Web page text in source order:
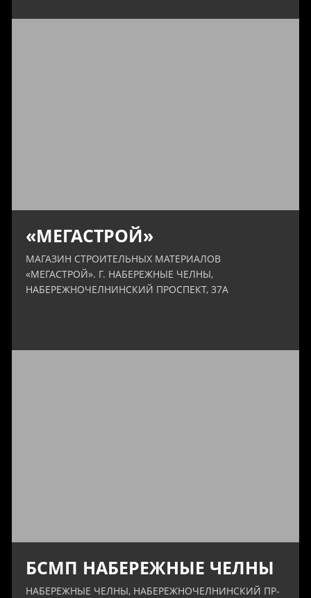
«МЕГАСТРОЙ»
МАГАЗИН СТРОИТЕЛЬНЫХ МАТЕРИАЛОВ
«МЕГАСТРОЙ». Г. НАБЕРЕЖНЫЕ ЧЕЛНЫ,
НАБЕРЕЖНОЧЕЛНИНСКИЙ ПРОСПЕКТ, 37А
БСМП НАБЕРЕЖНЫЕ ЧЕЛНЫ
НАБЕРЕЖНЫЕ ЧЕЛНЫ, НАБЕРЕЖНОЧЕЛНИНСКИЙ ПР-